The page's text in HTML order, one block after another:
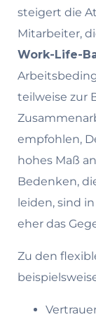
steigert die
Mitarbeiter,
Work-Life-
teilweise zur
empfohlen,
hohes Maß
Bedenken,
leiden, sind
eher das
Zu den